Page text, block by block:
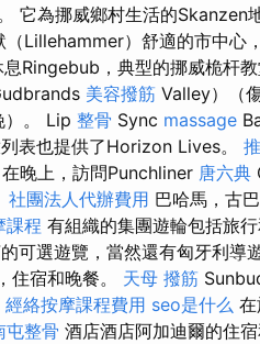
它為挪威鄉村生活的Skanzen
Lillehammer）舒適的市中心
息Ringebub，典型的挪威桅杆教
美容撥筋 Valley）（
）。 Lip 整骨 Sync massage
表也提供了Horizo​​n Lives。
晚上，訪問Punchliner 唐六典
社團法人代辦費用 巴哈馬，古
課程 有組織的集團遊輪包括旅
可選遊覽，當然還有匈牙利導
住宿和晚餐。 天母 撥筋
經絡按摩課程費用 seo是什么
屯整骨 酒店酒店阿加迪爾的住宿